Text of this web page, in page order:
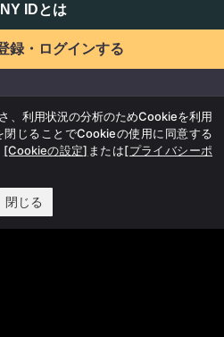
IDとは
録・ログインする
、利用状況の分析のためCookieを利用
じることでCookieの使用に同意する
[Cookieの設定] または[プライバシーポ
閉じる